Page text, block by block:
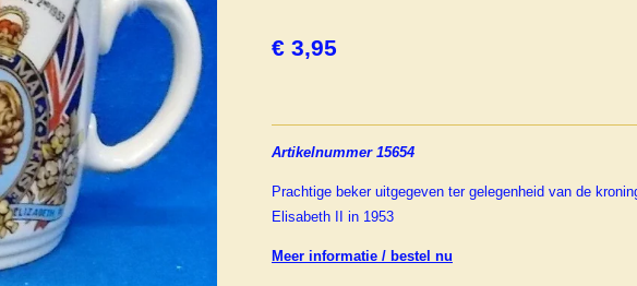
€ 3,95
Artikelnummer 15654
Prachtige beker uitgegeven ter gelegenheid van de
Elisabeth II in 1953
Meer informatie / bestel nu